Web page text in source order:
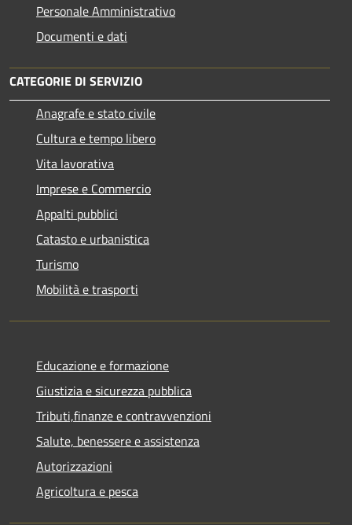
Personale Amministrativo
Documenti e dati
CATEGORIE DI SERVIZIO
Anagrafe e stato civile
Cultura e tempo libero
Vita lavorativa
Imprese e Commercio
Appalti pubblici
Catasto e urbanistica
Turismo
Mobilità e trasporti
Educazione e formazione
Giustizia e sicurezza pubblica
Tributi,finanze e contravvenzioni
Salute, benessere e assistenza
Autorizzazioni
Agricoltura e pesca